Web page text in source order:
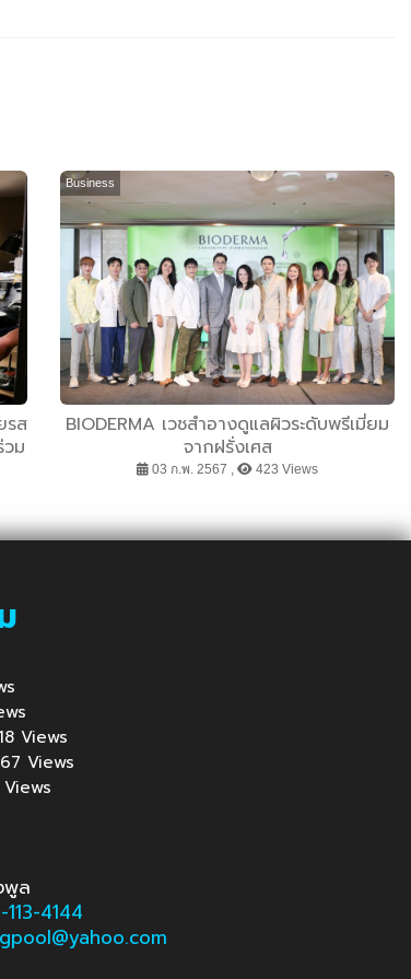
รส
ม
Business
BIODERMA เวชสำอางดูแลผิวระดับพรีเมี่ยม
จากฝรั่งเศส
03 ก.พ. 2567 , 423 Views
Views
Views
ล
4144